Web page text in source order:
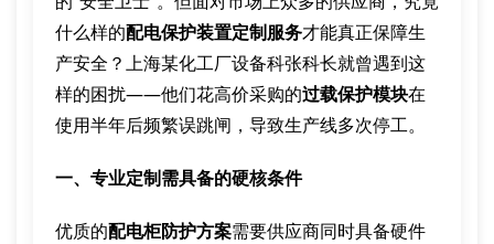
什么样的配电保护装置定制服务才能真正保障生
产安全？上海某化工厂设备科张科长就曾遇到这
样的困扰——他们花高价采购的过载保护模块在
使用半年后频繁误跳闸，导致生产线多次停工。
一、专业定制需具备的硬核条件
优质的配电柜防护方案需要供应商同时具备硬件